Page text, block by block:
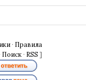
· Правила
Поиск · RSS ]